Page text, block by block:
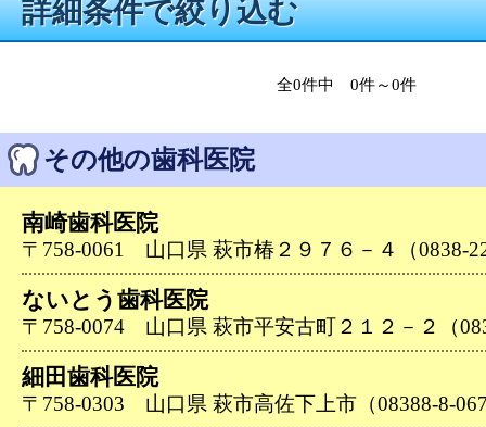
詳細条件で絞り込む
全0件中 0件～0件
その他の歯科医院
南崎歯科医院
〒758-0061 山口県 萩市椿２９７６－４（0838-
ないとう歯科医院
〒758-0074 山口県 萩市平安古町２１２－２（
細田歯科医院
〒758-0303 山口県 萩市高佐下上市（08388-8-